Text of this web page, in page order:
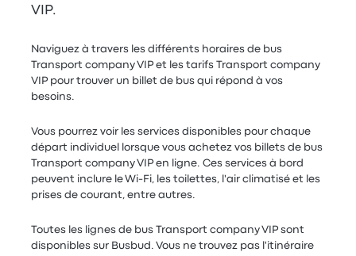
VIP.
Naviguez à travers les différents horaires de bus
Transport company VIP et les tarifs Transport company
VIP pour trouver un billet de bus qui répond à vos
besoins.
Vous pourrez voir les services disponibles pour chaque
départ individuel lorsque vous achetez vos billets de bus
Transport company VIP en ligne. Ces services à bord
peuvent inclure le Wi-Fi, les toilettes, l'air climatisé et les
prises de courant, entre autres.
Toutes les lignes de bus Transport company VIP sont
disponibles sur Busbud. Vous ne trouvez pas l'itinéraire